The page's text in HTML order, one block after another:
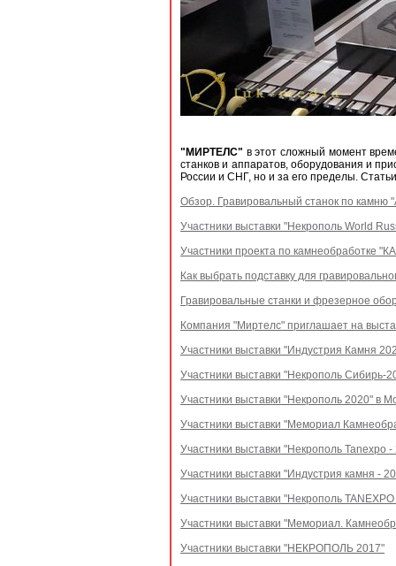
"МИРТЕЛС" в этот сложный момент
станков и аппаратов, оборудования и
России и СНГ, но и за его пределы.
Обзор. Гравировальный станок по камню
Участники выставки "Некрополь World
Участники проекта по камнеобработке
Как выбрать подставку для
Гравировальные станки и фрезерное
Компания "Миртелс" приглашает на
Участники выставки "Индустрия Камня
Участники выставки "Некрополь Сибирь-
Участники выставки "Некрополь 2020" в
Участники выставки "Мемориал
Участники выставки "Некрополь Tanexpo
Участники выставки "Индустрия камня -
Участники выставки "Некрополь
Участники выставки "Мемориал.
Участники выставки "НЕКРОПОЛЬ 2017"